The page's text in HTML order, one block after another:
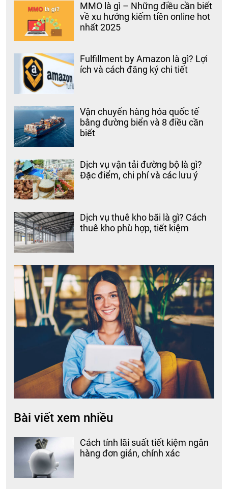
MMO là gì – Những điều cần biết
về xu hướng kiếm tiền online hot
nhất 2025
Fulfillment by Amazon là gì? Lợi
ích và cách đăng ký chi tiết
Vận chuyển hàng hóa quốc tế
bằng đường biển và 8 điều cần
biết
Dịch vụ vận tải đường bộ là gì?
Đặc điểm, chi phí và các lưu ý
Dịch vụ thuê kho bãi là gì? Cách
thuê kho phù hợp, tiết kiệm
Bài viết xem nhiều
Cách tính lãi suất tiết kiệm ngân
hàng đơn giản, chính xác